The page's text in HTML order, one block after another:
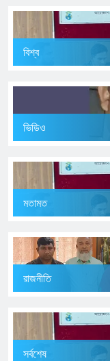
বিশ্ব
ভিডিও
মতামত
রাজনীতি
সর্বশেষ